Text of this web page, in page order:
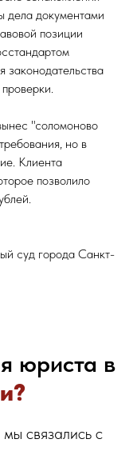
дела документами
позиции
законодательства
"соломоново
но в
Клиента
позволило
суд города Санкт-
юриста в
?
связались с